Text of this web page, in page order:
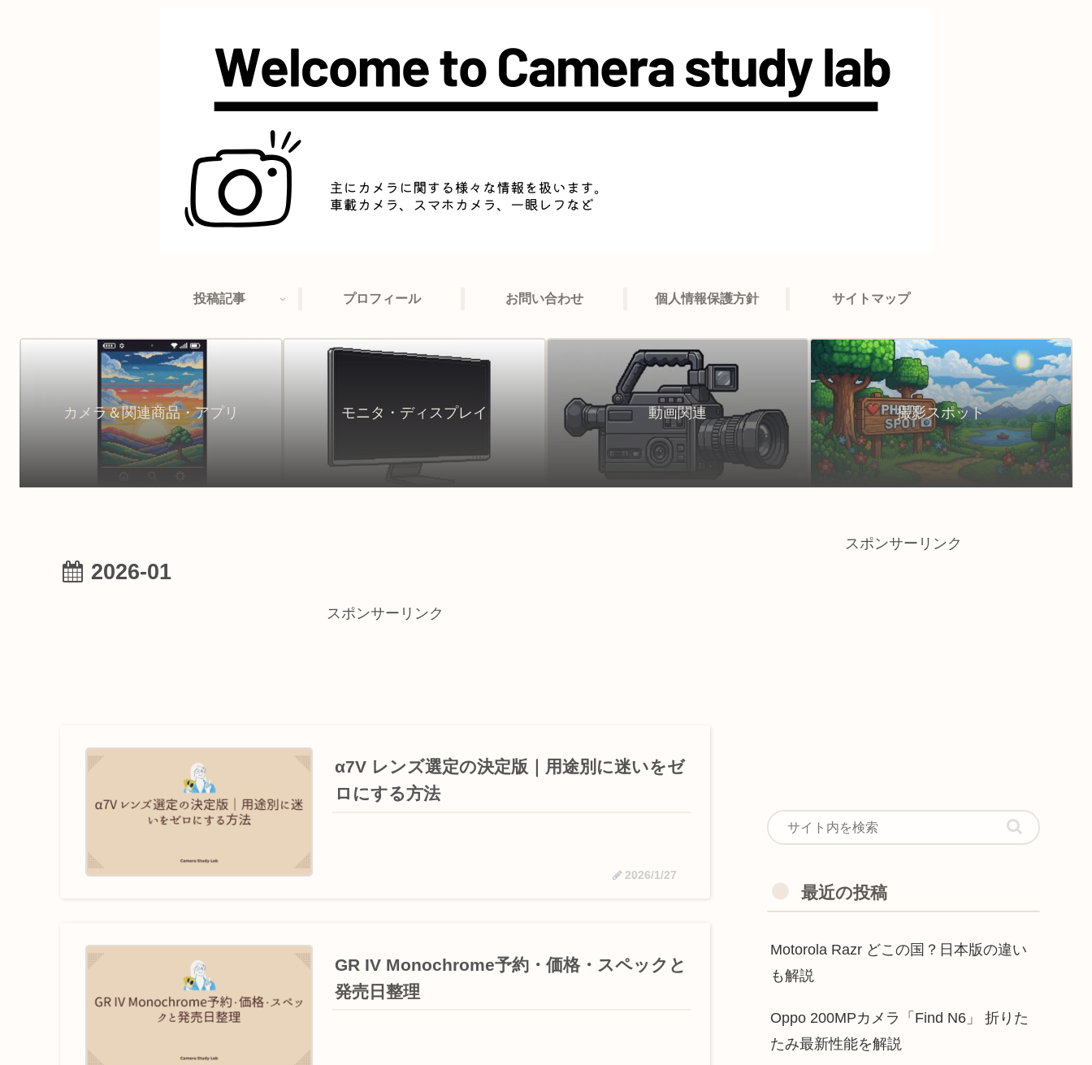
投稿記事 プロフィール お問い合わせ 個人情報保護方針 サイトマップ
カメラ＆関連商品・アプリ モニタ・ディスプレイ 動画関連 撮影スポット
2026-01
スポンサーリンク
α7V レンズ選定の決定版｜用途別に迷いをゼ
ロにする方法
2026/1/27
GR IV Monochrome予約・価格・スペックと
発売日整理
スポンサーリンク
最近の投稿
Motorola Razr どこの国？日本版の違い
も解説
Oppo 200MPカメラ「Find N6」 折りた
たみ最新性能を解説